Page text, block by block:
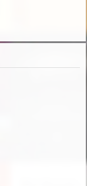
nastolatki